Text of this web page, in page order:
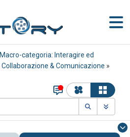
Macro-categoria: Interagire ed
& Comunicazione »